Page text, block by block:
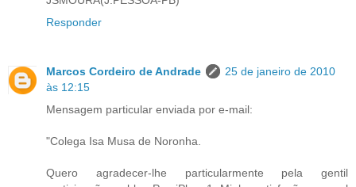
Responder
Marcos Cordeiro de Andrade
25 de janeiro de 2010
às 12:15
Mensagem particular enviada por e-mail:
"Colega Isa Musa de Noronha.
Quero agradecer-lhe particularmente pela gentil